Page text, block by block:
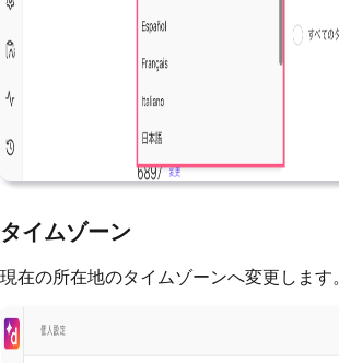
タイムゾーン
現在の所在地のタイムゾーンへ変更します。